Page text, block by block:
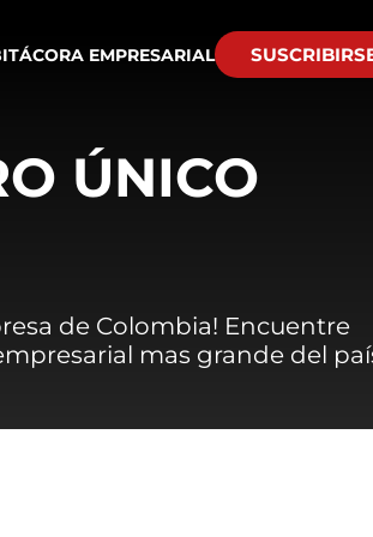
EMPRESARIAL
ÚNICO
de Colombia! Encuentre
mas grande del